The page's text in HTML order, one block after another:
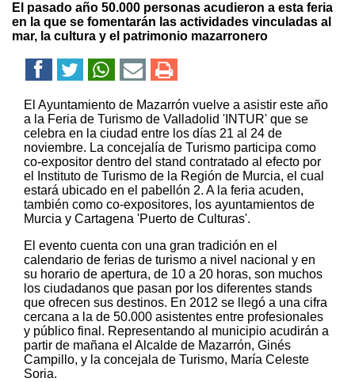
El pasado año 50.000 personas acudieron a esta feria
en la que se fomentarán las actividades vinculadas al
mar, la cultura y el patrimonio mazarronero
El Ayuntamiento de Mazarrón vuelve a asistir este año
a la Feria de Turismo de Valladolid 'INTUR' que se
celebra en la ciudad entre los días 21 al 24 de
noviembre. La concejalía de Turismo participa como
co-expositor dentro del stand contratado al efecto por
el Instituto de Turismo de la Región de Murcia, el cual
estará ubicado en el pabellón 2. A la feria acuden,
también como co-expositores, los ayuntamientos de
Murcia y Cartagena 'Puerto de Culturas'.
El evento cuenta con una gran tradición en el
calendario de ferias de turismo a nivel nacional y en
su horario de apertura, de 10 a 20 horas, son muchos
los ciudadanos que pasan por los diferentes stands
que ofrecen sus destinos. En 2012 se llegó a una cifra
cercana a la de 50.000 asistentes entre profesionales
y público final. Representando al municipio acudirán a
partir de mañana el Alcalde de Mazarrón, Ginés
Campillo, y la concejala de Turismo, María Celeste
Soria.